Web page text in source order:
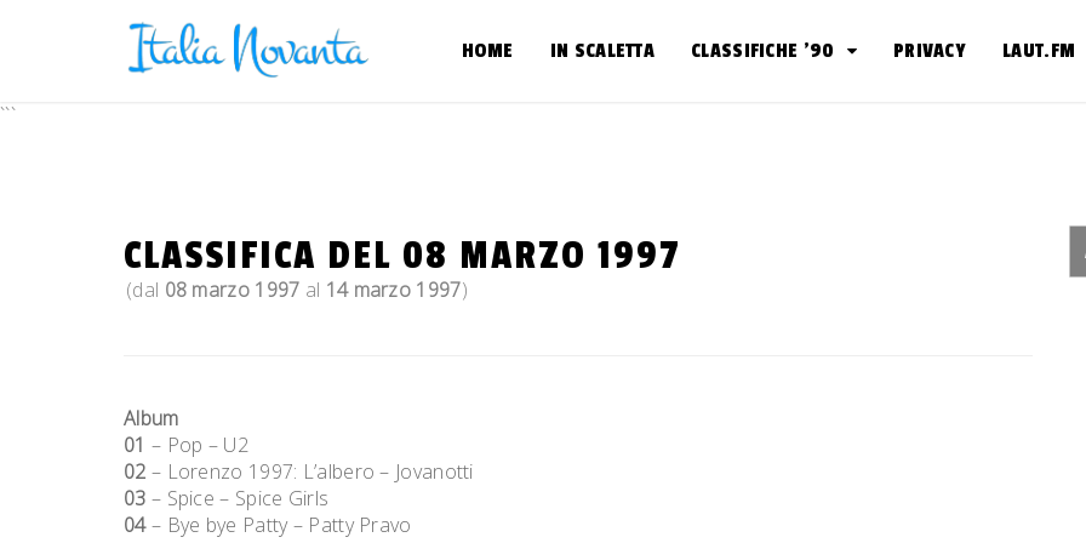
HOME IN SCALETTA CLASSIFICHE ’90 PRIVACY LAUT.FM
```
CLASSIFICA DEL 08 MARZO 1997
(dal 08 marzo 1997 al 14 marzo 1997)
Album
01 – Pop – U2
02 – Lorenzo 1997: L’albero – Jovanotti
03 – Spice – Spice Girls
04– Bye bye Patty – Patty Pravo